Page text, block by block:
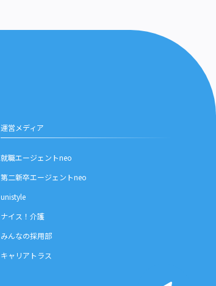
運営メディア
就職エージェントneo
第二新卒エージェントneo
unistyle
ナイス！介護
みんなの採用部
キャリアトラス